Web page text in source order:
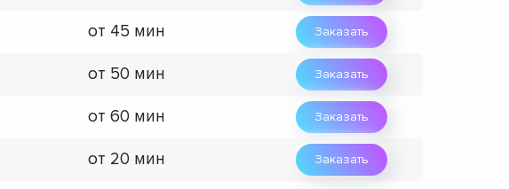
от 45 мин Заказать
от 50 мин Заказать
от 60 мин Заказать
от 20 мин Заказать